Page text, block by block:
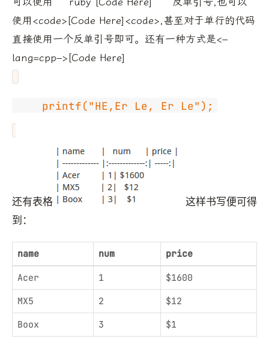
使用<code>[Code Here]<code>,甚至对于单行的代码
直接使用一个反单引号即可。还有一种方式是<–
lang=cpp–>[Code Here]
还有表格
这样书写便可得
到：
name num
price
Acer
1
$1600
MX5
2
$12
Boox
3 $1